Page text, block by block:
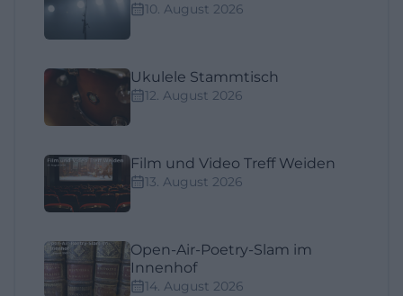
10. August 2026
Ukulele Stammtisch
12. August 2026
Film und Video Treff Weiden
13. August 2026
Open-Air-Poetry-Slam im
Innenhof
14. August 2026